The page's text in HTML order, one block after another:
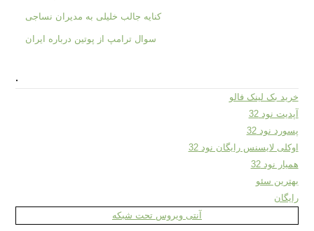
کنایه جالب خلیلی به مدیران نساجی
سوال ترامپ از پوتین درباره ایران
.
خرید بک لینک فالو
آپدیت نود 32
پسورد نود 32
اوکلی لایسنس رایگان نود 32
همیار نود 32
بهترین سئو
رایگان
آنتی ویروس تحت شبکه